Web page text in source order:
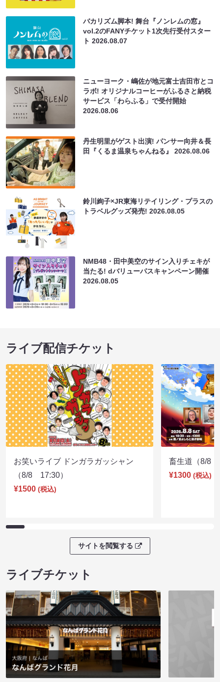
バカリズム脚本! 舞台『ノンレムの窓』
vol.2のFANYチケット1次先行受付スター
ト2026.08.07
ニューヨーク・嶋佐が地元富士吉田市とコ
ラボ! オリジナルコーヒーがふるさと納税
サービス「わらふる」で受付開始
2026.08.06
丹生明里がゲスト出演! パンサー向井＆長
田『くるま温泉ちゃんねる』2026.08.06
鈴川絢子×JR東海リテイリング・プラスの
トラベルグッズ発売!2026.08.05
NMB48・田中美空のサイン入りチェキが
当たる! dバリューパスキャンペーン開催
2026.08.05
ライブ配信チケット
お笑いライブ ドンガラガッシャン
（8/8 17:30）
¥1500 (税込)
畜生道（8/8
¥1300 (税込)
サイトを閲覧する
ライブチケット